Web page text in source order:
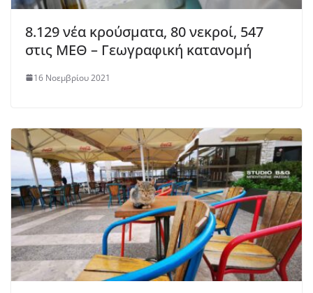
8.129 νέα κρούσματα, 80 νεκροί, 547
στις ΜΕΘ – Γεωγραφική κατανομή
16 Νοεμβρίου 2021